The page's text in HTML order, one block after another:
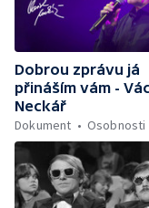
Dobrou zprávu já
přináším vám -
Neckář
Dokument
Osobnosti